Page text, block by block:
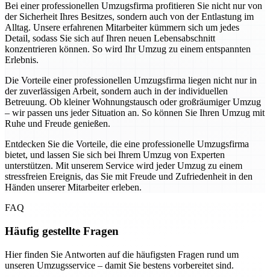
Bei einer professionellen Umzugsfirma profitieren Sie nicht nur von
der Sicherheit Ihres Besitzes, sondern auch von der Entlastung im
Alltag. Unsere erfahrenen Mitarbeiter kümmern sich um jedes
Detail, sodass Sie sich auf Ihren neuen Lebensabschnitt
konzentrieren können. So wird Ihr Umzug zu einem entspannten
Erlebnis.
Die Vorteile einer professionellen Umzugsfirma liegen nicht nur in
der zuverlässigen Arbeit, sondern auch in der individuellen
Betreuung. Ob kleiner Wohnungstausch oder großräumiger Umzug
– wir passen uns jeder Situation an. So können Sie Ihren Umzug mit
Ruhe und Freude genießen.
Entdecken Sie die Vorteile, die eine professionelle Umzugsfirma
bietet, und lassen Sie sich bei Ihrem Umzug von Experten
unterstützen. Mit unserem Service wird jeder Umzug zu einem
stressfreien Ereignis, das Sie mit Freude und Zufriedenheit in den
Händen unserer Mitarbeiter erleben.
FAQ
Häufig gestellte Fragen
Hier finden Sie Antworten auf die häufigsten Fragen rund um
unseren Umzugsservice – damit Sie bestens vorbereitet sind.